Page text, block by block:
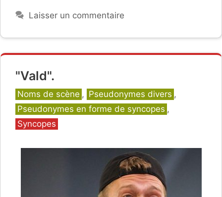
Laisser un commentaire
"Vald".
Catégories
Noms de scène , Pseudonymes divers ,
Pseudonymes en forme de syncopes ,
Syncopes